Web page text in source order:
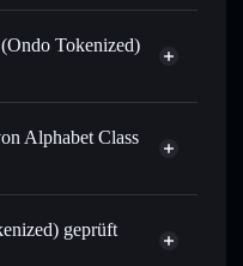
Preis
ohne Wallets
dank des integrierten
von GOOGLON in
in einer nicht
Privacy
Tokenized)
A (Ondo Tokenized)
Alphabet Class
Alphabet Class A
geprüft